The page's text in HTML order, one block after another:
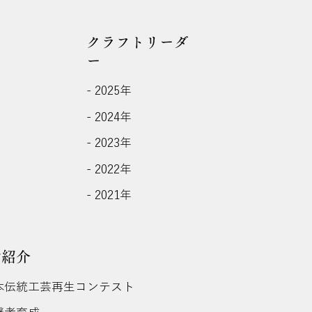
クラフトリーダ
ー
- 2025年
- 2024年
- 2023年
- 2022年
- 2021年
介
伝統工芸再生コンテスト